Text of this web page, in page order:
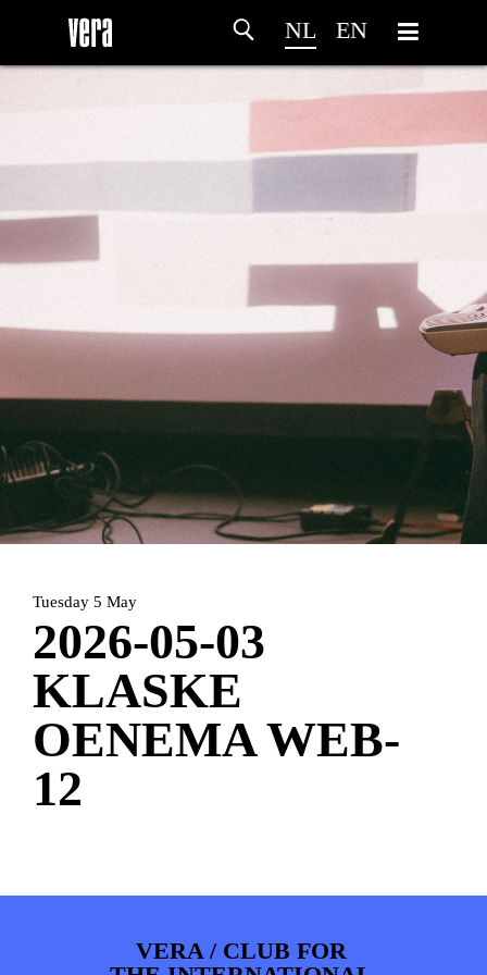
NL EN
HOMEPROGRAMMA
INFO WEBSHOPMIJN TICKETS
Tuesday 5 May
2026-05-03
KLASKE
OENEMA WEB-
12
VERA / CLUB FOR